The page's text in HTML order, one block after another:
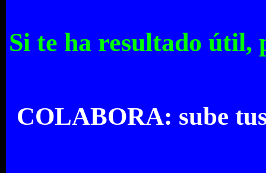
Si te ha resultado útil,
COLABORA: sube